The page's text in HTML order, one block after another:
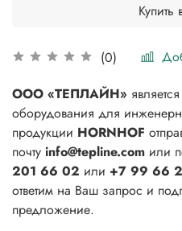
(0)
Купить
ООО «ТЕПЛАЙН»
оборудования для
продукции HORNHOF
почту info@tepline.com или
201 66 02 или +7 99 66
ответим на Ваш запрос и
предложение.